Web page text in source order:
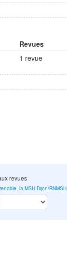
Revues
1 revue
revues
,la MSH Dijon/RNMSH